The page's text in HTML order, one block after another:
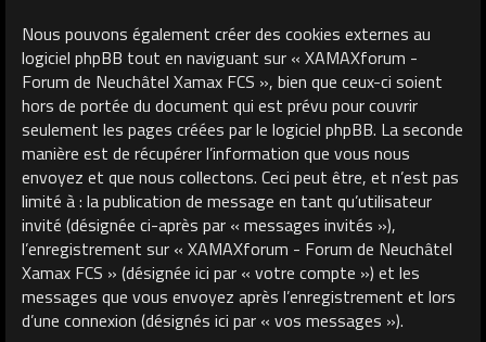
Nous pouvons également créer des cookies externes au
logiciel phpBB tout en naviguant sur « XAMAXforum -
Forum de Neuchâtel Xamax FCS », bien que ceux-ci soient
hors de portée du document qui est prévu pour couvrir
seulement les pages créées par le logiciel phpBB. La seconde
manière est de récupérer l’information que vous nous
envoyez et que nous collectons. Ceci peut être, et n’est pas
limité à : la publication de message en tant qu’utilisateur
invité (désignée ci-après par « messages invités »),
l’enregistrement sur « XAMAXforum - Forum de Neuchâtel
Xamax FCS » (désignée ici par « votre compte ») et les
messages que vous envoyez après l’enregistrement et lors
d’une connexion (désignés ici par « vos messages »).